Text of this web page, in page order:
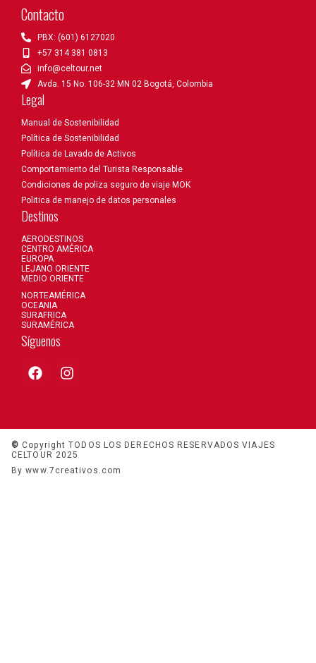
Contacto
PBX: (601) 6127020
+57 314 381 0813
info@celtour.net
Avda. 15 No. 106-32 MN 02 Bogotá, Colombia
Legal
Manual de Sostenibilidad
Política de Sostenibilidad
Política de Lavado de Activos
Comportamiento del Turista Responsable
Condiciones de poliza seguro de viaje MOK
Politica de manejo de datos personales
Destinos
AERODESTINOS
CENTRO AMÉRICA
EUROPA
LEJANO ORIENTE
MEDIO ORIENTE
NORTEAMÉRICA
OCEANIA
SURAFRICA
SURAMÉRICA
Síguenos
© Copyright TODOS LOS DERECHOS RESERVADOS VIAJES
CELTOUR 2025
By www.7creativos.com